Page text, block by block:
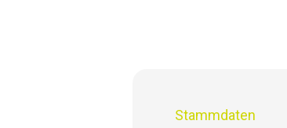
Stammdaten